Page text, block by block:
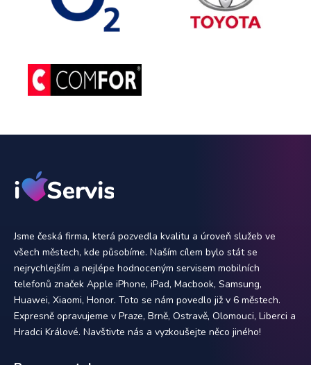
Jsme česká firma, která pozvedla kvalitu a úroveň služeb ve
všech městech, kde působíme. Naším cílem bylo stát se
nejrychlejším a nejlépe hodnoceným servisem mobilních
telefonů značek Apple iPhone, iPad, Macbook, Samsung,
Huawei, Xiaomi, Honor. Toto se nám povedlo již v 6 městech.
Expresně opravujeme v Praze, Brně, Ostravě, Olomouci, Liberci a
Hradci Králové. Navštivte nás a vyzkoušejte něco jiného!